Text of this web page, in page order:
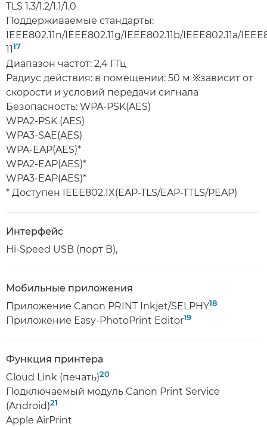
TLS 1.3/1.2/1.1/1.0
Поддерживаемые стандарты:
IEEE802.11n/IEEE802.11g/IEEE802.11b/IEEE802.11a/
1117
Диапазон частот: 2,4 ГГц
Радиус действия: в помещении: 50 м ※зависит от
скорости и условий передачи сигнала
Безопасность: WPA-PSK(AES)
WPA2-PSK (AES)
WPA3-SAE(AES)
WPA-EAP(AES)*
WPA2-EAP(AES)*
WPA3-EAP(AES)*
* Доступен IEEE802.1X(EAP-TLS/EAP-TTLS/PEAP)
Интерфейс
Hi-Speed USB (порт B),
Мобильные приложения
Приложение Canon PRINT Inkjet/SELPHY18
Приложение Easy-PhotoPrint Editor19
Функция принтера
Cloud Link (печать)20
Подключаемый модуль Canon Print Service
(Android)21
Apple AirPrint